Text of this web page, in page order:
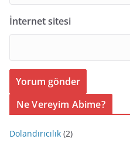
İnternet sitesi
Ne Vereyim Abime?
Dolandırıcılık (2)